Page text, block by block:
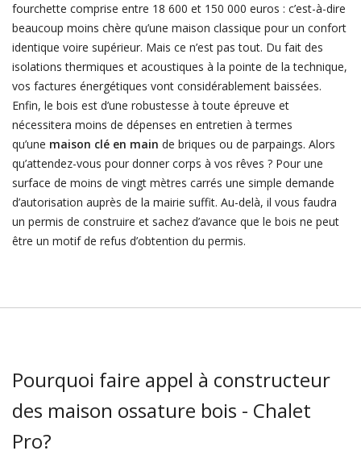
fourchette comprise entre 18 600 et 150 000 euros : c’est-à-dire
beaucoup moins chère qu’une maison classique pour un confort
identique voire supérieur. Mais ce n’est pas tout. Du fait des
isolations thermiques et acoustiques à la pointe de la technique,
vos factures énergétiques vont considérablement baissées.
Enfin, le bois est d’une robustesse à toute épreuve et
nécessitera moins de dépenses en entretien à termes
qu’une maison clé en main de briques ou de parpaings. Alors
qu’attendez-vous pour donner corps à vos rêves ? Pour une
surface de moins de vingt mètres carrés une simple demande
d’autorisation auprès de la mairie suffit. Au-delà, il vous faudra
un permis de construire et sachez d’avance que le bois ne peut
être un motif de refus d’obtention du permis.
Pourquoi faire appel à constructeur
des maison ossature bois - Chalet
Pro?